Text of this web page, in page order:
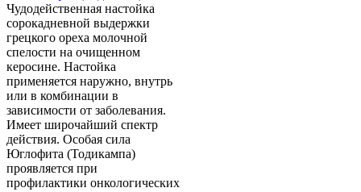
Чудодейственная настойка
сорокадневной выдержки
грецкого ореха молочной
спелости на очищенном
керосине. Настойка
применяется наружно, внутрь
или в комбинации в
зависимости от заболевания.
Имеет широчайший спектр
действия. Особая сила
Юглофита (Тодикампа)
проявляется при
профилактики онкологических